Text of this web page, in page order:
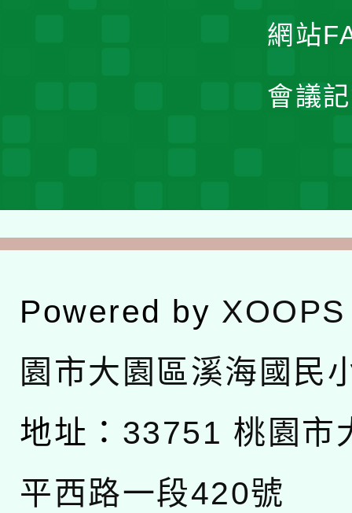
網站
會議
Powered by XOOPS
園市大園區溪海國民
地址： 33751 桃園市
平西路一段420號